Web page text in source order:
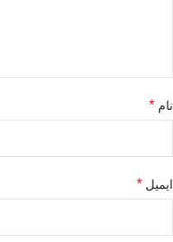
نام *
ایمیل *